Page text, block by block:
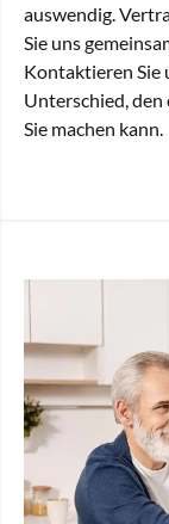
auswendig.
Sie uns
Kontaktieren Sie
Unterschied,
Sie machen kann.